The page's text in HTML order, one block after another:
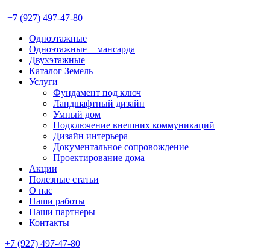
+7 (927) 497-47-80
Одноэтажные
Одноэтажные + мансарда
Двухэтажные
Каталог Земель
Услуги
Фундамент под ключ
Ландшафтный дизайн
Умный дом
Подключение внешних коммуникаций
Дизайн интерьера
Документальное сопровождение
Проектирование дома
Акции
Полезные статьи
О нас
Наши работы
Наши партнеры
Контакты
+7 (927) 497-47-80